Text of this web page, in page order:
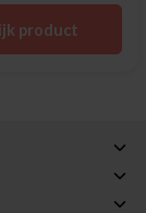
product